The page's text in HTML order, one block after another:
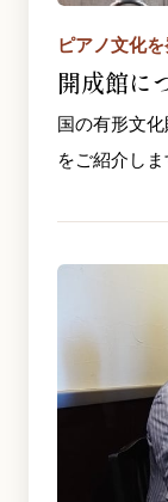
ピアノ文化
開成館に
国の有形文
をご紹介しま